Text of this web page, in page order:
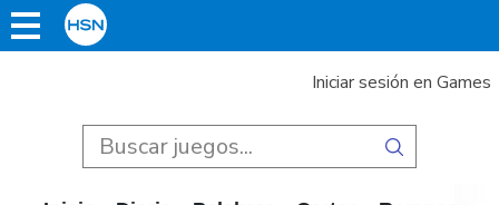
Iniciar sesión en Games